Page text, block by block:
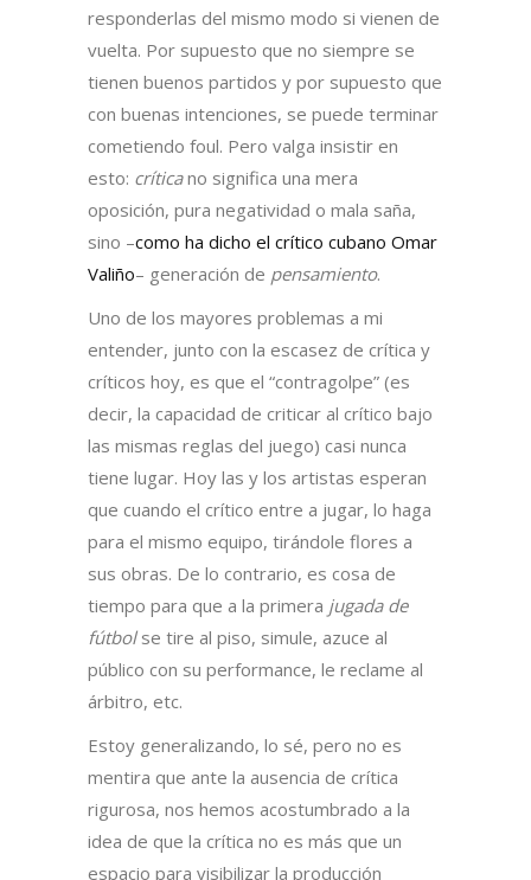
responderlas del mismo modo si vienen de
vuelta. Por supuesto que no siempre se
tienen buenos partidos y por supuesto que
con buenas intenciones, se puede terminar
cometiendo foul. Pero valga insistir en
esto: críticano significa una mera
oposición, pura negatividad o mala saña,
sino –como ha dicho el crítico cubano Omar
Valiño– generación de pensamiento.
Uno de los mayores problemas a mi
entender, junto con la escasez de crítica y
críticos hoy, es que el “contragolpe” (es
decir, la capacidad de criticar al crítico bajo
las mismas reglas del juego) casi nunca
tiene lugar. Hoy las y los artistas esperan
que cuando el crítico entre a jugar, lo haga
para el mismo equipo, tirándole flores a
sus obras. De lo contrario, es cosa de
tiempo para que a la primera jugada de
fútbolse tire al piso, simule, azuce al
público con su performance, le reclame al
árbitro, etc.
Estoy generalizando, lo sé, pero no es
mentira que ante la ausencia de crítica
rigurosa, nos hemos acostumbrado a la
idea de que la crítica no es más que un
espacio para visibilizar la producción